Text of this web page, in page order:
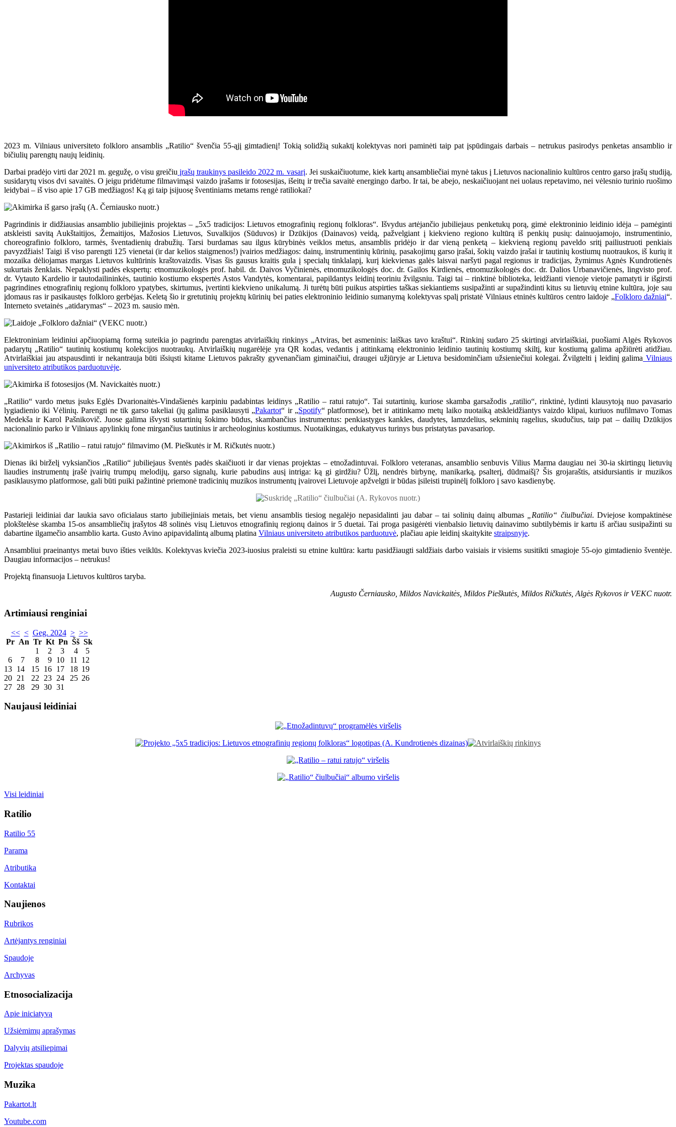
2023 m. Vilniaus universiteto folkloro ansamblis „Ratilio“ švenčia 55-ąjį gimtadienį! Tokią solidžią sukaktį kolektyvas nori paminėti taip pat įspūdingais darbais – netrukus pasirodys penketas ansamblio ir
bičiulių parengtų naujų leidinių.
Darbai pradėjo virti dar 2021 m. gegužę, o visu greičiu įrašų traukinys pasileido 2022 m. vasarį. Jei suskaičiuotume, kiek kartų ansambliečiai mynė takus į Lietuvos nacionalinio kultūros centro garso įrašų studiją,
susidarytų visos dvi savaitės. O jeigu pridėtume filmavimąsi vaizdo įrašams ir fotosesijas, išeitų ir trečia savaitė energingo darbo. Ir tai, be abejo, neskaičiuojant nei uolaus repetavimo, nei vėlesnio turinio ruošimo
leidybai – iš viso apie 17 GB medžiagos! Ką gi taip įsijuosę šventiniams metams rengė ratiliokai?
Pagrindinis ir didžiausias ansamblio jubiliejinis projektas – „5x5 tradicijos: Lietuvos etnografinių regionų folkloras“. Išvydus artėjančio jubiliejaus penketukų porą, gimė elektroninio leidinio idėja – pamėginti
atskleisti savitą Aukštaitijos, Žemaitijos, Mažosios Lietuvos, Suvalkijos (Sūduvos) ir Dzūkijos (Dainavos) veidą, pažvelgiant į kiekvieno regiono kultūrą iš penkių pusių: dainuojamojo, instrumentinio,
choreografinio folkloro, tarmės, šventadienių drabužių. Tarsi burdamas sau ilgus kūrybinės veiklos metus, ansamblis pridėjo ir dar vieną penketą – kiekvieną regionų paveldo sritį pailiustruoti penkiais
pavyzdžiais! Taigi iš viso parengti 125 vienetai (ir dar kelios staigmenos!) įvairios medžiagos: dainų, instrumentinių kūrinių, pasakojimų garso įrašai, šokių vaizdo įrašai ir tautinių kostiumų nuotraukos, iš kurių it
mozaika dėliojamas margas Lietuvos kultūrinis kraštovaizdis. Visas šis gausus kraitis gula į specialų tinklalapį, kurį kiekvienas galės laisvai naršyti pagal regionus ir tradicijas, žymimus Agnės Kundrotienės
sukurtais ženklais. Nepaklysti padės ekspertų: etnomuzikologės prof. habil. dr. Daivos Vyčinienės, etnomuzikologės doc. dr. Gailos Kirdienės, etnomuzikologės doc. dr. Dalios Urbanavičienės, lingvisto prof.
dr. Vytauto Kardelio ir tautodailininkės, tautinio kostiumo ekspertės Astos Vandytės, komentarai, papildantys leidinį teoriniu žvilgsniu. Taigi tai – rinktinė biblioteka, leidžianti vienoje vietoje pamatyti ir išgirsti
pagrindines etnografinių regionų folkloro ypatybes, skirtumus, įvertinti kiekvieno unikalumą. Ji turėtų būti puikus atspirties taškas siekiantiems susipažinti ar supažindinti kitus su lietuvių etnine kultūra, joje sau
įdomaus ras ir pasikaustęs folkloro gerbėjas. Keletą šio ir gretutinių projektų kūrinių bei paties elektroninio leidinio sumanymą kolektyvas spalį pristatė Vilniaus etninės kultūros centro laidoje „Folkloro dažniai“.
Interneto svetainės „atidarymas“ – 2023 m. sausio mėn.
Elektroniniam leidiniui apčiuopiamą formą suteikia jo pagrindu parengtas atvirlaiškių rinkinys „Atviras, bet asmeninis: laiškas tavo kraštui“. Rinkinį sudaro 25 skirtingi atvirlaiškiai, puošiami Algės Rykovos
padarytų „Ratilio“ tautinių kostiumų kolekcijos nuotraukų. Atvirlaiškių nugarėlėje yra QR kodas, vedantis į atitinkamą elektroninio leidinio tautinių kostiumų skiltį, kur kostiumą galima apžiūrėti atidžiau.
Atvirlaiškiai jau atspausdinti ir nekantrauja būti išsiųsti kitame Lietuvos pakrašty gyvenančiam giminaičiui, draugei užjūryje ar Lietuva besidominčiam užsieniečiui kolegai. Žvilgtelti į leidinį galima Vilniaus
universiteto atributikos parduotuvėje.
„Ratilio“ vardo metus įsuks Eglės Dvarionaitės-Vindašienės karpiniu padabintas leidinys „Ratilio – ratui ratujo“. Tai sutartinių, kuriose skamba garsažodis „ratilio“, rinktinė, lydinti klausytoją nuo pavasario
lygiadienio iki Vėlinių. Parengti ne tik garso takeliai (jų galima pasiklausyti „Pakartot“ ir „Spotify“ platformose), bet ir atitinkamo metų laiko nuotaiką atskleidžiantys vaizdo klipai, kuriuos nufilmavo Tomas
Medekša ir Karol Pašnikovič. Juose galima išvysti sutartinių šokimo būdus, skambančius instrumentus: penkiastyges kankles, daudytes, lamzdelius, sekminių ragelius, skudučius, taip pat – dailių Dzūkijos
nacionalinio parko ir Vilniaus apylinkių fone mirgančius tautinius ir archeologinius kostiumus. Nuotaikingas, edukatyvus turinys bus pristatytas pavasariop.
Dienas iki birželį vyksiančios „Ratilio“ jubiliejaus šventės padės skaičiuoti ir dar vienas projektas – etnožadintuvai. Folkloro veteranas, ansamblio senbuvis Vilius Marma daugiau nei 30-ia skirtingų lietuvių
liaudies instrumentų įrašė įvairių trumpų melodijų, garso signalų, kurie pabudins ausį intriga: ką gi girdžiu? Ūžlį, nendrės birbynę, manikarką, psalterį, dūdmaišį? Šis grojaraštis, atsidursiantis ir muzikos
pasiklausymo platformose, gali būti puiki pažintinė priemonė tradicinių muzikos instrumentų įvairovei Lietuvoje apžvelgti ir būdas įsileisti trupinėlį folkloro į savo kasdienybę.
Pastarieji leidiniai dar laukia savo oficialaus starto jubiliejiniais metais, bet vienu ansamblis tiesiog negalėjo nepasidalinti jau dabar – tai solinių dainų albumas „Ratilio“ čiulbučiai. Dviejose kompaktinėse
plokštelėse skamba 15-os ansambliečių įrašytos 48 solinės visų Lietuvos etnografinių regionų dainos ir 5 duetai. Tai proga pasigėrėti vienbalsio lietuvių dainavimo subtilybėmis ir kartu iš arčiau susipažinti su
dabartine ilgamečio ansamblio karta. Gusto Avino apipavidalintą albumą platina Vilniaus universiteto atributikos parduotuvė, plačiau apie leidinį skaitykite straipsnyje.
Ansambliui praeinantys metai buvo išties veiklūs. Kolektyvas kviečia 2023-iuosius praleisti su etnine kultūra: kartu pasidžiaugti saldžiais darbo vaisiais ir visiems susitikti smagioje 55-ojo gimtadienio šventėje.
Daugiau informacijos – netrukus!
Projektą finansuoja Lietuvos kultūros taryba.
Augusto Černiausko, Mildos Navickaitės, Mildos Pieškutės, Mildos Ričkutės, Algės Rykovos ir VEKC nuotr.
Artimiausi renginiai
<< < Geg. 2024 > >>
Pr An Tr Kt Pn Šš Sk
1
2 3 4
5
6
7 8 9 10 11
12
13 14 15 16 17 18 19
20 21 22 23 24 25 26
27 28 29 30 31
Naujausi leidiniai
Visi leidiniai
Ratilio
Ratilio 55
Parama
Atributika
Kontaktai
Naujienos
Rubrikos
Artėjantys renginiai
Spaudoje
Archyvas
Etnosocializacija
Apie iniciatyvą
Užsiėmimų aprašymas
Dalyvių atsiliepimai
Projektas spaudoje
Muzika
Pakartot.lt
Youtube.com